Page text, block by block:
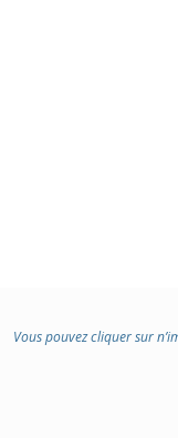
Vous pouvez cliquer sur